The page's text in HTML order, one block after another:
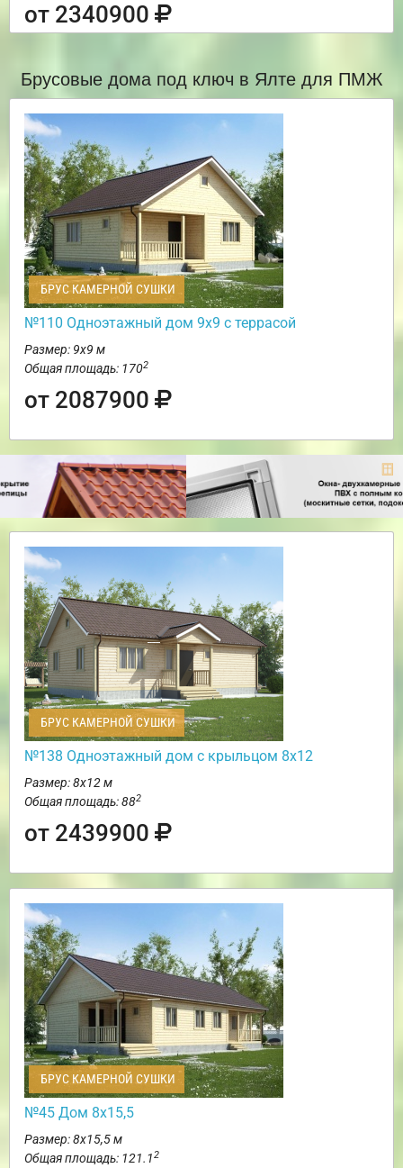
от 2340900
Брусовые дома под ключ в Ялте для ПМЖ
БРУС КАМЕРНОЙ СУШКИ
№110 Одноэтажный дом 9х9 с террасой
Размер: 9х9 м
Общая площадь: 1702
от 2087900
БРУС КАМЕРНОЙ СУШКИ
№138 Одноэтажный дом с крыльцом 8х12
Размер: 8х12 м
Общая площадь: 882
от 2439900
БРУС КАМЕРНОЙ СУШКИ
№45 Дом 8х15,5
Размер: 8х15,5 м
Общая площадь: 121.12